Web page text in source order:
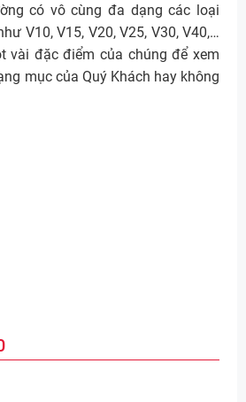
có vô cùng đa dạng các loại
V10, V15, V20, V25, V30, V40,…
vài đặc điểm của chúng để xem
mục của Quý Khách hay không